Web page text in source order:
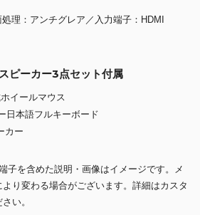
理：アンチグレア／入力端子：HDMI
ピーカー3点セット付属
イールマウス
日本語フルキーボード
カー
子を含めた説明・画像はイメージです。メ
り変わる場合がございます。詳細はカスタ
い。